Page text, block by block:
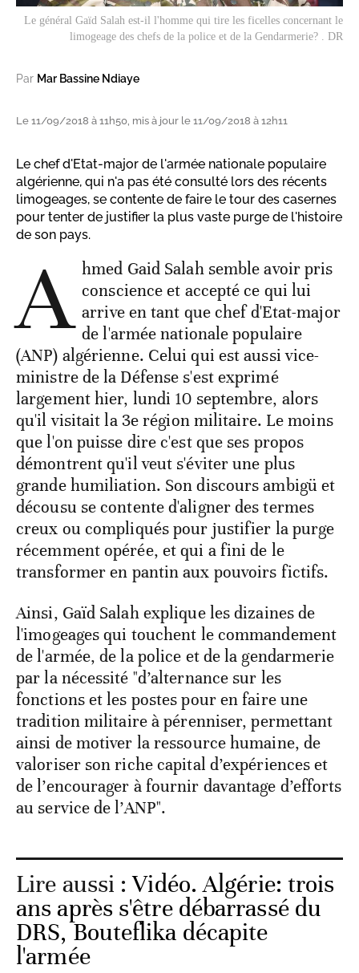
Le général Gaïd Salah est-il l'homme qui tire les ficelles concernant le
limogeage des chefs de la police et de la Gendarmerie? . DR
Par Mar Bassine Ndiaye
Le 11/09/2018 à 11h50, mis à jour le 11/09/2018 à 12h11
Le chef d'Etat-major de l'armée nationale populaire
algérienne, qui n'a pas été consulté lors des récents
limogeages, se contente de faire le tour des casernes
pour tenter de justifier la plus vaste purge de l'histoire
de son pays.
A hmed Gaid Salah semble avoir pris
conscience et accepté ce qui lui
arrive en tant que chef d'Etat-major
de l'armée nationale populaire
(ANP) algérienne. Celui qui est aussi vice-
ministre de la Défense s'est exprimé
largement hier, lundi 10 septembre, alors
qu'il visitait la 3e région militaire. Le moins
que l'on puisse dire c'est que ses propos
démontrent qu'il veut s'éviter une plus
grande humiliation. Son discours ambigü et
décousu se contente d'aligner des termes
creux ou compliqués pour justifier la purge
récemment opérée, et qui a fini de le
transformer en pantin aux pouvoirs fictifs.
Ainsi, Gaïd Salah explique les dizaines de
l'imogeages qui touchent le commandement
de l'armée, de la police et de la gendarmerie
par la nécessité "d’alternance sur les
fonctions et les postes pour en faire une
tradition militaire à pérenniser, permettant
ainsi de motiver la ressource humaine, de
valoriser son riche capital d’expériences et
de l’encourager à fournir davantage d’efforts
au service de l’ANP".
Lire aussi :Vidéo. Algérie: trois
ans après s'être débarrassé du
DRS, Bouteflika décapite
l'armée